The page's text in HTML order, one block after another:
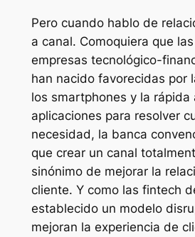
Pero cuando hablo de
a canal. Comoquiera que
empresas tecnológico-
han nacido favorecidas por
los smartphones y la rápida
aplicaciones para resolver
necesidad, la banca
que crear un canal
sinónimo de mejorar la
cliente. Y como las fintech
establecido un modelo
mejoran la experiencia de